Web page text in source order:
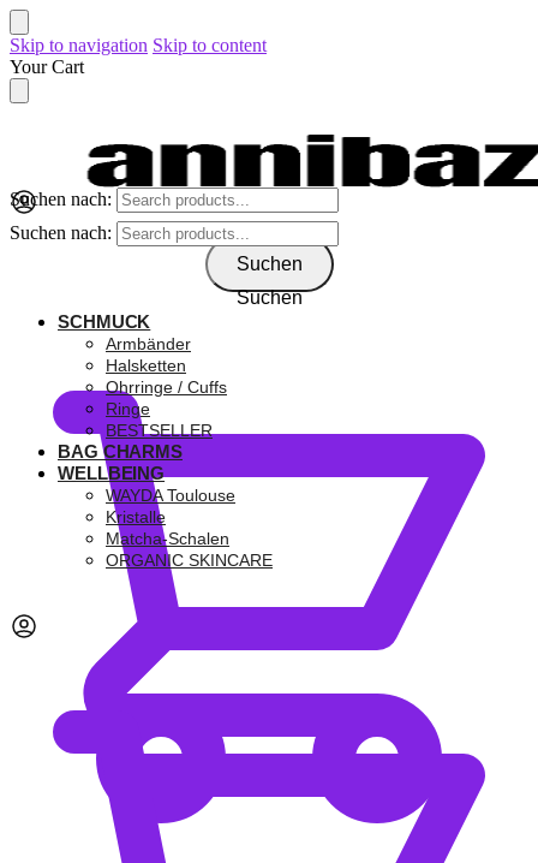
Skip to navigation Skip to content
Your Cart
Suchen nach:
Suchen
Suchen nach:
Suchen
SCHMUCK
Armbänder
Halsketten
Ohrringe / Cuffs
Ringe
BESTSELLER
BAG CHARMS
WELLBEING
WAYDA Toulouse
Kristalle
Matcha-Schalen
ORGANIC SKINCARE